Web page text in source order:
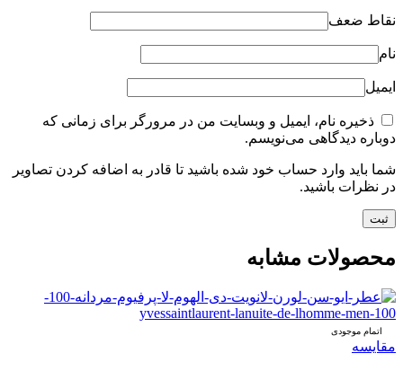
نقاط ضعف
نام
ایمیل
ذخیره نام، ایمیل و وبسایت من در مرورگر برای زمانی که
دوباره دیدگاهی می‌نویسم.
شما باید وارد حساب خود شده باشید تا قادر به اضافه کردن تصاویر
در نظرات باشید.
محصولات مشابه
اتمام موجودی
مقایسه